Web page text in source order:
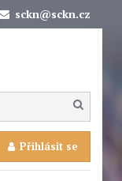
sckn@sckn.cz
Přihlásit se